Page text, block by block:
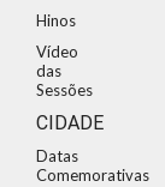
Hinos
Vídeo
das
Sessões
CIDADE
Datas
Comemorativas